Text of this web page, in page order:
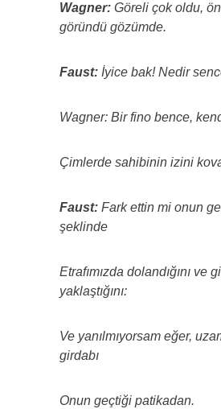
Wagner: Göreli çok oldu,
göründü gözümde.
Faust: İyice bak! Nedir
Wagner: Bir fino bence,
Çimlerde sahibinin izini
Faust: Fark ettin mi onun
şeklinde
Etrafımızda dolandığını ve
yaklaştığını:
Ve yanılmıyorsam eğer,
girdabı
Onun geçtiği patikadan.